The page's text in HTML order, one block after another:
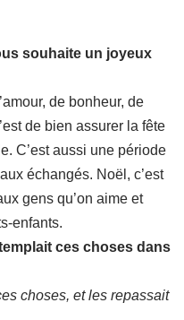
souhaite un joyeux
de bonheur, de
de bien assurer la fête
C’est aussi une période
échangés. Noël, c’est
gens qu’on aime et
enfants.
ces choses dans
choses, et les repassait